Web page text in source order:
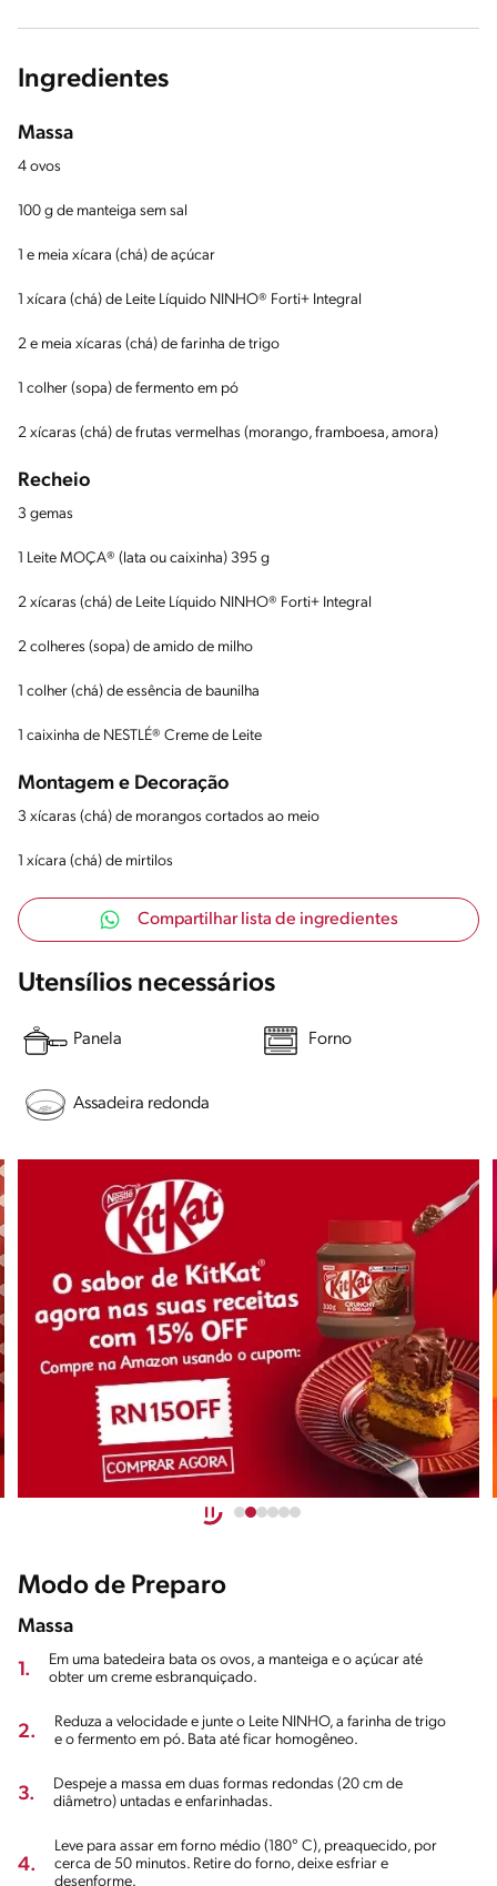
Ingredientes
Massa
4 ovos
100 g de manteiga sem sal
1 e meia xícara (chá) de açúcar
1 xícara (chá) de Leite Líquido NINHO® Forti+ Integral
2 e meia xícaras (chá) de farinha de trigo
1 colher (sopa) de fermento em pó
2 xícaras (chá) de frutas vermelhas (morango, framboesa, amora)
Recheio
3 gemas
1 Leite MOÇA® (lata ou caixinha) 395 g
2 xícaras (chá) de Leite Líquido NINHO® Forti+ Integral
2 colheres (sopa) de amido de milho
1 colher (chá) de essência de baunilha
1 caixinha de NESTLÉ® Creme de Leite
Montagem e Decoração
3 xícaras (chá) de morangos cortados ao meio
1 xícara (chá) de mirtilos
Compartilhar lista de ingredientes
Utensílios necessários
Panela Forno
Assadeira redonda
Modo de Preparo
Massa
1.
Em uma batedeira bata os ovos, a manteiga e o açúcar até
obter um creme esbranquiçado.
2.
Reduza a velocidade e junte o Leite NINHO, a farinha de trigo
e o fermento em pó. Bata até ficar homogêneo.
3.
Despeje a massa em duas formas redondas (20 cm de
diâmetro) untadas e enfarinhadas.
4.
Leve para assar em forno médio (180° C), preaquecido, por
cerca de 50 minutos. Retire do forno, deixe esfriar e
desenforme.